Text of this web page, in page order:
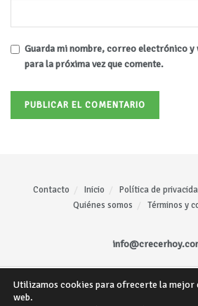
Guarda mi nombre, correo electrónico y
para la próxima vez que comente.
Contacto Inicio
Política de
Quiénes somos
Términos y
Todos los derechos reservados © -
Utilizamos cookies para ofrecerte la mejor
web.